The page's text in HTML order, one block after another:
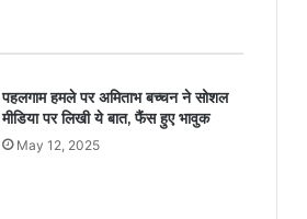
पहलगाम हमले पर अमिताभ बच्चन ने सोशल
मीडिया पर लिखी ये बात, फैंस हुए भावुक
May 12, 2025